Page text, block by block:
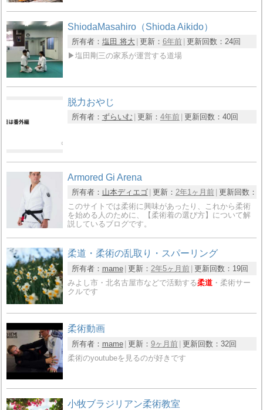
ShiodaMasahiro（Shioda Aikido）
所有者： 塩田 将大 更新： 6年前 更新回数： 24回
▶︎塩田剛三の家系が運営する道場
脱力おやじ
所有者： ずらいむ 更新： 4年前 更新回数： 40回
Armored Gi Arena
所有者： 山本ディエゴ 更新： 2年1ヶ月前 更新回数：
このサイトでは柔術に興味があったり、これから柔術
を始める人のために、【柔術着の選び方】について解
説しているブログです。
柔道・柔術の乱取り・スパーリング
所有者： mame 更新： 2年5ヶ月前 更新回数： 19回
みよし市・北名古屋市などで活動する柔道 ・柔術サー
クルです
柔術動画
所有者： mame 更新： 9ヶ月前 更新回数： 32回
柔術のyoutubeを見るのが好きです
小牧ブラジリアン柔術教室